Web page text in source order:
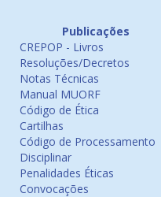
Publicações
CREPOP - Livros
Resoluções/Decretos
Notas Técnicas
Manual MUORF
Código de Ética
Cartilhas
Código de Processamento
Disciplinar
Penalidades Éticas
Convocações